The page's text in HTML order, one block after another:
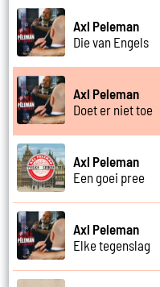
Axl Peleman
Die van Engels
Axl Peleman
Doet er niet toe
Axl Peleman
Een goei pree
Axl Peleman
Elke tegenslag